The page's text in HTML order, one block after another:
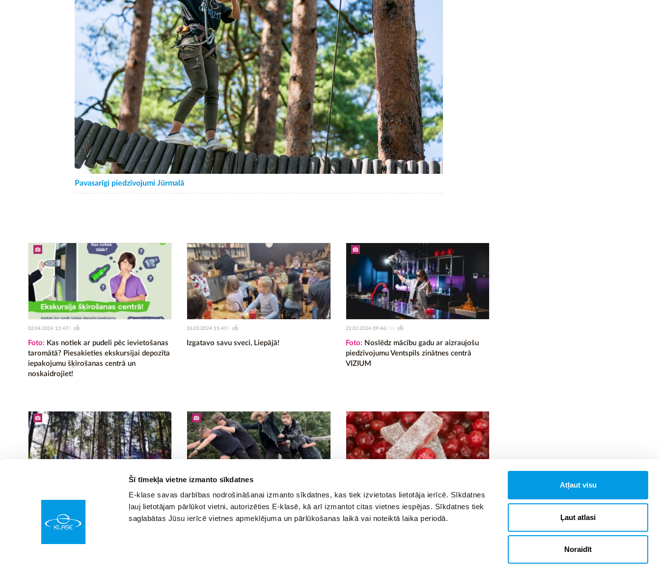
Šī tīmekļa vietne izmanto sīkdatnes
E-klase savas darbības nodrošināšanai izmanto sīkdatnes, kas tiek izvietotas lietotāja ierīcē. Sīkdatnes
ļauj lietotājam pārlūkot vietni, autorizēties E-klasē, kā arī izmantot citas vietnes iespējas. Sīkdatnes tiek
saglabātas Jūsu ierīcē vietnes apmeklējuma un pārlūkošanas laikā vai noteiktā laika periodā.
Atļaut visu
Ļaut atlasi
Noraidīt
Pavasarīgi piedzīvojumi Jūrmalā
Foto: Kas notiek ar pudeli pēc ievietošanas
taromātā? Piesakieties ekskursijai depozīta
iepakojumu šķirošanas centrā un
noskaidrojiet!
02.04.2024 12:47 8
Izgatavo savu sveci, Liepājā!
26.03.2024 15:43 9
Foto: Noslēdz mācību gadu ar aizraujošu
piedzīvojumu Ventspils zinātnes centrā
VIZIUM
22.03.2024 09:46130
Foto: Klases Aktivitāšu piedzīvojums
14.03.2024 10:26 10
Aicinām skolēnu grupas uz radošo
ekskursiju Konfelādes ražotnē
14.03.2024 09:09 10